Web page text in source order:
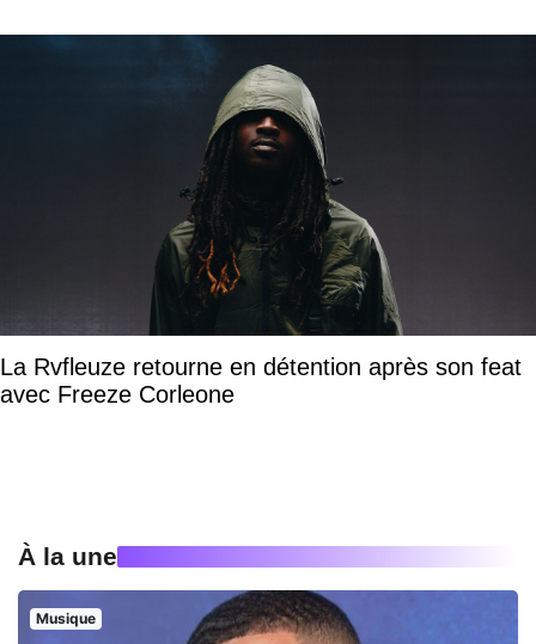
La Rvfleuze retourne en détention après son feat
avec Freeze Corleone
À la une
Musique